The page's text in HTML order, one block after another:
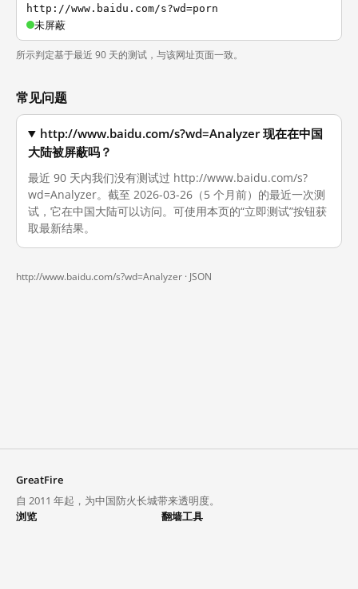
http://www.baidu.com/s?wd=porn
未屏蔽
所示判定基于最近 90 天的测试，与该网址页面一致。
常见问题
http://www.baidu.com/s?wd=Analyzer 现在在中国
大陆被屏蔽吗？
最近 90 天内我们没有测试过 http://www.baidu.com/s?
wd=Analyzer。截至 2026-03-26（5 个月前）的最近一次测
试，它在中国大陆可以访问。可使用本页的“立即测试”按钮获
取最新结果。
http://www.baidu.com/s?wd=Analyzer · JSON
GreatFire
自 2011 年起，为中国防火长城带来透明度。
浏览
翻墙工具